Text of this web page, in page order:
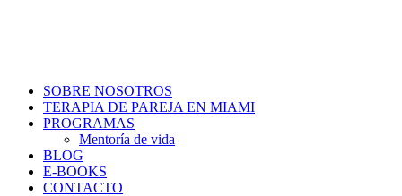
SOBRE NOSOTROS
TERAPIA DE PAREJA EN MIAMI
PROGRAMAS
Mentoría de vida
BLOG
E-BOOKS
CONTACTO